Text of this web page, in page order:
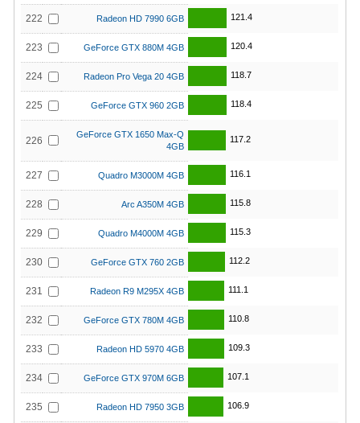
222 Radeon HD 7990 6GB 121.4
223 GeForce GTX 880M 4GB 120.4
224 Radeon Pro Vega 20 4GB 118.7
225 GeForce GTX 960 2GB 118.4
226
GeForce GTX 1650 Max-Q
4GB
117.2
227 Quadro M3000M 4GB 116.1
228 Arc A350M 4GB 115.8
229 Quadro M4000M 4GB 115.3
230 GeForce GTX 760 2GB 112.2
231 Radeon R9 M295X 4GB 111.1
232 GeForce GTX 780M 4GB 110.8
233 Radeon HD 5970 4GB 109.3
234 GeForce GTX 970M 6GB 107.1
235 Radeon HD 7950 3GB 106.9